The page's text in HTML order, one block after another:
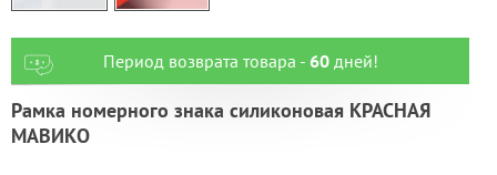
Период возврата товара - 60дней!
Рамка номерного знака силиконовая КРАСНАЯ
МАВИКО